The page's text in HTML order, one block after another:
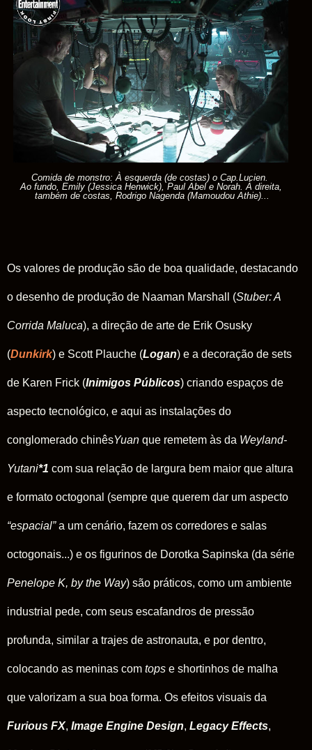
Comida de monstro: À esquerda (de costas) o Cap.Lucien.
Ao fundo, Emily (Jessica Henwick), Paul Abel e Norah. À direita,
também de costas, Rodrigo Nagenda (Mamoudou Athie)...
Os valores de produção são de boa qualidade, destacando
o desenho de produção de Naaman Marshall (Stuber: A
Corrida Maluca), a direção de arte de Erik Osusky
(Dunkirk) e Scott Plauche (Logan) e a decoração de sets
de Karen Frick (Inimigos Públicos) criando espaços de
aspecto tecnológico, e aqui as instalações do
conglomerado chinêsYuan que remetem às da Weyland-
Yutani*1 com sua relação de largura bem maior que altura
e formato octogonal (sempre que querem dar um aspecto
“espacial”a um cenário, fazem os corredores e salas
octogonais...) e os figurinos de Dorotka Sapinska (da série
Penelope K, by the Way) são práticos, como um ambiente
industrial pede, com seus escafandros de pressão
profunda, similar a trajes de astronauta, e por dentro,
colocando as meninas com tops e shortinhos de malha
que valorizam a sua boa forma. Os efeitos visuais da
Furious FX, Image Engine Design, Legacy Effects,